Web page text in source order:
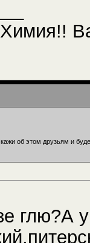
об этом друзьям и
глю?А